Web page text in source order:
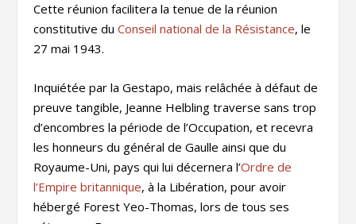
Cette réunion facilitera la tenue de la réunion
constitutive duConseil national de la Résistance, le
27 mai 1943.
Inquiétée par la Gestapo, mais relâchée à défaut de
preuve tangible, Jeanne Helbling traverse sans trop
d’encombres la période de l’Occupation, et recevra
les honneurs du général de Gaulle ainsi que du
Royaume-Uni, pays qui lui décernera l’Ordre de
l’Empire britannique, à la Libération, pour avoir
hébergé Forest Yeo-Thomas, lors de tous ses